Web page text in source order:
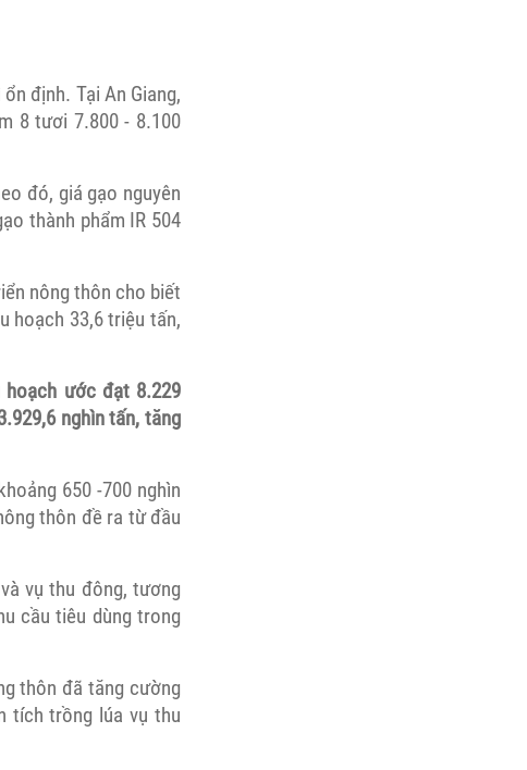
định. Tại An Giang,
8 tươi 7.800 - 8.100
đó, giá gạo nguyên
thành phẩm IR 504
nông thôn cho biết
hoạch 33,6 triệu tấn,
ước đạt 8.229
nghìn tấn, tăng
650 -700 nghìn
thôn đề ra từ đầu
vụ thu đông, tương
cầu tiêu dùng trong
thôn đã tăng cường
tích trồng lúa vụ thu